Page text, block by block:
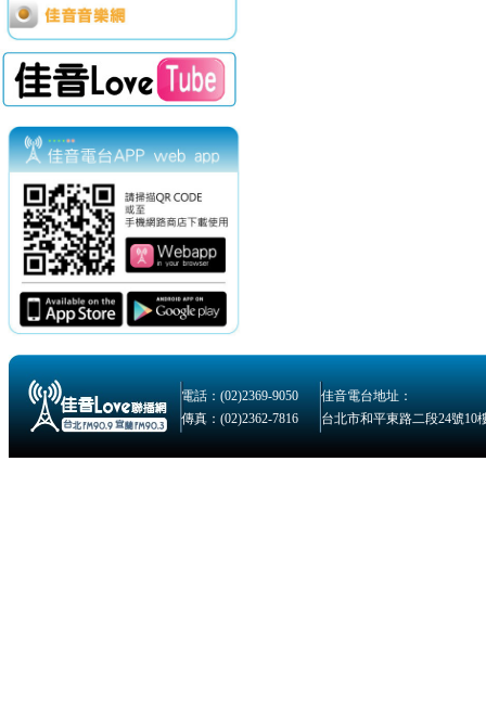
電話：(02)2369-9050
佳音電台地址：
傳真：(02)2362-7816
台北市和平東路二段24號10